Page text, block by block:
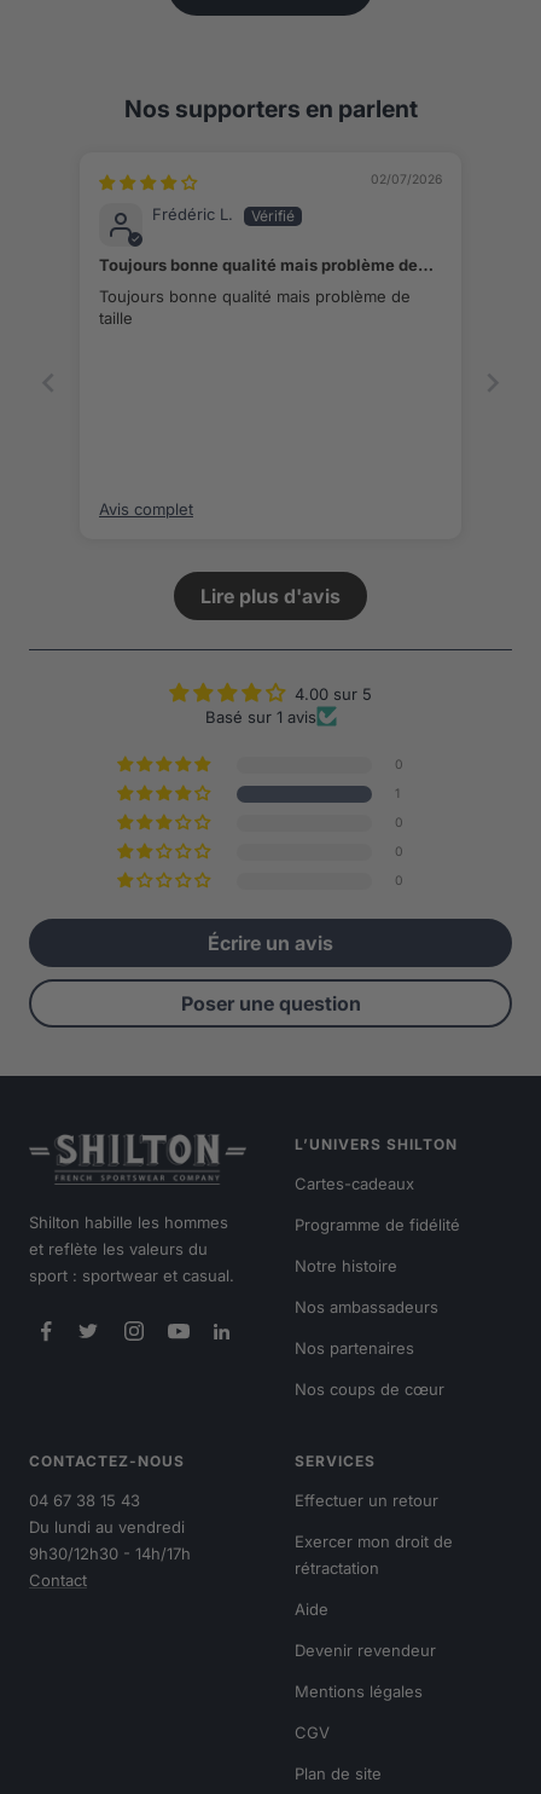
Nos supporters en parlent
02/07/2026
Frédéric L.
Toujours bonne qualité mais problème de
taille au niveau des épaules
Toujours bonne qualité mais problème de
taille
Avis complet
Lire plus d'avis
4.00 sur 5
Basé sur 1 avis
0
1
0
0
0
Écrire un avis
Poser une question
Shilton habille les hommes
et reflète les valeurs du
sport : sportwear et casual.
L’UNIVERS SHILTON
Cartes-cadeaux
Programme de fidélité
Notre histoire
Nos ambassadeurs
Nos partenaires
Nos coups de cœur
CONTACTEZ-NOUS
04 67 38 15 43
Du lundi au vendredi
9h30/12h30 - 14h/17h
Contact
SERVICES
Effectuer un retour
Exercer mon droit de
rétractation
Aide
Devenir revendeur
Mentions légales
CGV
Plan de site